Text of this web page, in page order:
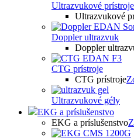
Ultrazvukové prístroje
Ultrazvukové
Doppler ultrazvuk
Doppler
CTG prístroje
CTG prístroje
Ultrazvukové gély
EKG a príslušenstvo
EKG a príslušenstvo